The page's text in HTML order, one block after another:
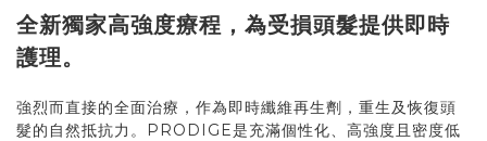
全新獨家高強度療程，為受損頭髮提供即時
護理。
強烈而直接的全面治療，作為即時纖維再生劑，重生及恢復頭
髮的自然抵抗力。PRODIGE是充滿個性化、高強度且密度低